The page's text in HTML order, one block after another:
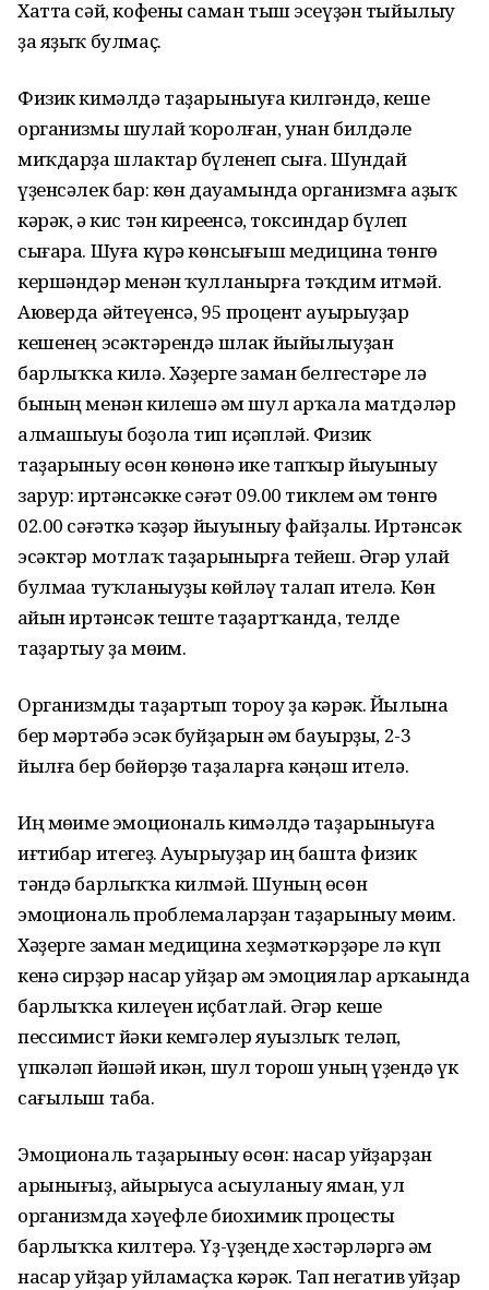
Хатта сәй, кофены саман тыш эсеүҙән тыйылыу
ҙа яҙыҡ булмаҫ.
Физик кимәлдә таҙарыныуға килгәндә, кеше
организмы шулай ҡоролған, унан билдәле
миҡдарҙа шлактар бүленеп сыға. Шундай
үҙенсәлек бар: көн дауамында организмға аҙыҡ
кәрәк, ә кис тән киреһенсә, токсиндар бүлеп
сығара. Шуға күрә көнсығыш медицина төнгө
кершәндәр менән ҡулланырға тәҡдим итмәй.
Аюверда әйтеүенсә, 95 процент ауырыуҙар
кешенең эсәктәрендә шлак йыйылыуҙан
барлыҡҡа килә. Хәҙерге заман белгестәре лә
бының менән килешә һәм шул арҡала матдәләр
алмашыуы боҙола тип иҫәпләй. Физик
таҙарыныу өсөн көнөнә ике тапҡыр йыуыныу
зарур: иртәнсәкке сәғәт 09.00 тиклем һәм төнгө
02.00 сәғәткә ҡәҙәр йыуыныу файҙалы. Иртәнсәк
эсәктәр мотлаҡ таҙарынырға тейеш. Әгәр улай
булмаһа туҡланыуҙы көйләү талап ителә. Көн
һайын иртәнсәк теште таҙартҡанда, телде
таҙартыу ҙа мөһим.
Организмды таҙартып тороу ҙа кәрәк. Йылына
бер мәртәбә эсәк буйҙарын һәм бауырҙы, 2-3
йылға бер бөйөрҙө таҙаларға кәңәш ителә.
Иң мөһиме эмоциональ кимәлдә таҙарыныуға
иғтибар итегеҙ. Ауырыуҙар иң башта физик
тәндә барлыҡҡа килмәй. Шуның өсөн
эмоциональ проблемаларҙан таҙарыныу мөһим.
Хәҙерге заман медицина хеҙмәткәрҙәре лә күп
кенә сирҙәр насар уйҙар һәм эмоциялар арҡаһында
барлыҡҡа килеүен иҫбатлай. Әгәр кеше
пессимист йәки кемгәлер яуызлыҡ теләп,
үпкәләп йәшәй икән, шул торош уның үҙендә үк
сағылыш таба.
Эмоциональ таҙарыныу өсөн: насар уйҙарҙан
арынығыҙ, айырыуса асыуланыу яман, ул
организмда хәүефле биохимик процесты
барлыҡҡа килтерә. Үҙ-үҙеңде хәстәрләргә һәм
насар уйҙар уйламаҫҡа кәрәк. Тап негатив уйҙар